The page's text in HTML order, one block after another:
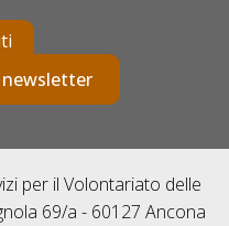
newsletter
per il Volontariato delle
69/a - 60127 Ancona